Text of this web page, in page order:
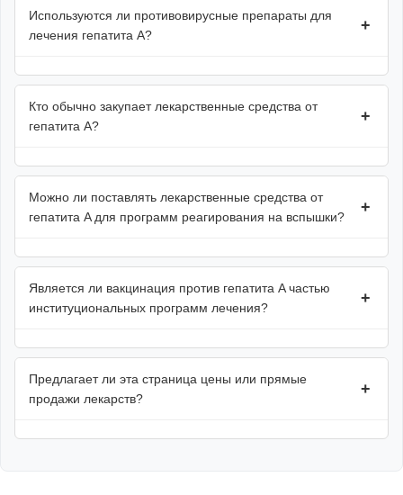
Используются ли противовирусные препараты для
лечения гепатита A?
+
Кто обычно закупает лекарственные средства от
гепатита A?
+
Можно ли поставлять лекарственные средства от
гепатита A для программ реагирования на вспышки?
+
Является ли вакцинация против гепатита A частью
институциональных программ лечения?
+
Предлагает ли эта страница цены или прямые
продажи лекарств?
+